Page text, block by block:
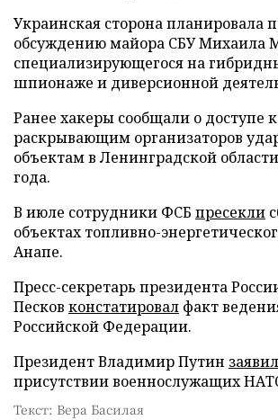
Украинская сторона планировала
обсуждению майора СБУ Михаила
специализирующегося на
шпионаже и диверсионной
Ранее хакеры сообщали о доступе
раскрывающим организаторов
объектам в Ленинградской
года.
В июле сотрудники ФСБ пресекли
объектах топливно-
Анапе.
Пресс-секретарь президента
Песков констатировал факт
Российской Федерации.
Президент Владимир Путин заявил
присутствии военнослужащих
Текст: Вера Басилая